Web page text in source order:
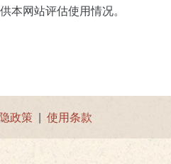
本网站评估使用情况。
政策 | 使用条款